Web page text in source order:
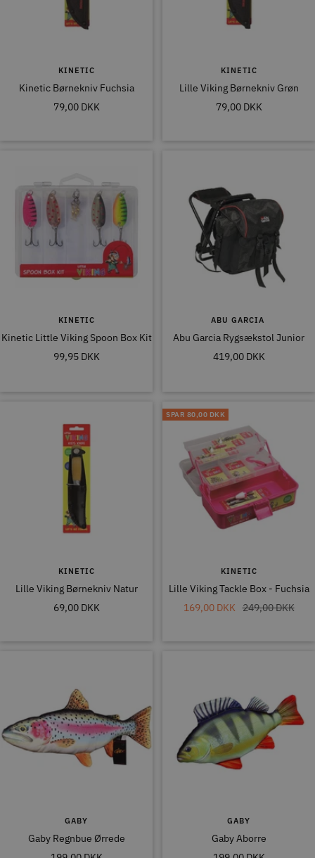
KINETIC
Kinetic Børnekniv Fuchsia
Tilbudspris
79,00 DKK
KINETIC
Lille Viking Børnekniv Grøn
Tilbudspris
79,00 DKK
KINETIC
Kinetic Little Viking Spoon Box Kit
Tilbudspris
99,95 DKK
ABU GARCIA
Abu Garcia Rygsækstol Junior
Tilbudspris
419,00 DKK
KINETIC
Lille Viking Børnekniv Natur
Tilbudspris
69,00 DKK
SPAR 80,00 DKK
KINETIC
Lille Viking Tackle Box - Fuchsia
Tilbudspris
169,00 DKK Normal
249,00 DKK
GABY
Gaby Regnbue Ørrede
GABY
Gaby Aborre